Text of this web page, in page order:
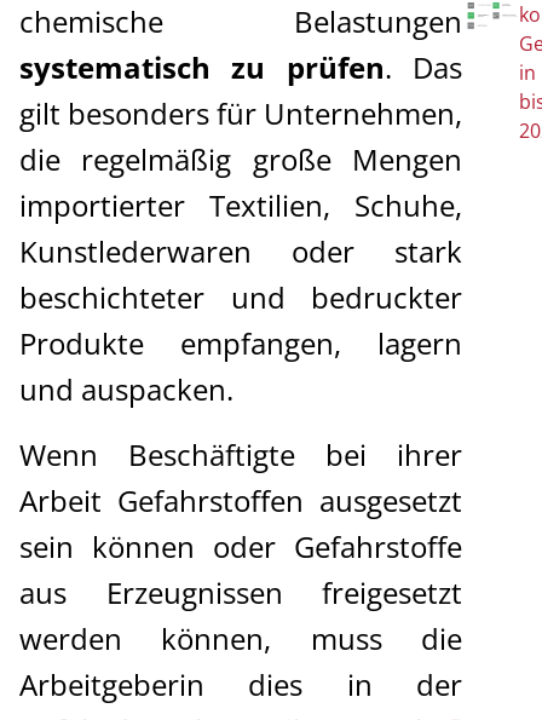
chemische Belastungen
systematisch zu prüfen. Das
gilt besonders für Unternehmen,
die regelmäßig große Mengen
importierter Textilien, Schuhe,
Kunstlederwaren oder stark
beschichteter und bedruckter
Produkte empfangen, lagern
und auspacken.
Wenn Beschäftigte bei ihrer
Arbeit Gefahrstoffen ausgesetzt
sein können oder Gefahrstoffe
aus Erzeugnissen freigesetzt
werden können, muss die
Arbeitgeberin dies in der
in